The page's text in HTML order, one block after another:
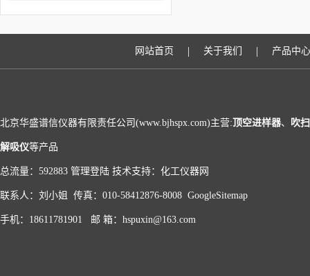
网站首页 | 关于我们 | 产品中心
北京华盛谱信仪器有限责任公司(www.bjhspx.com)主营:顶空进样器、 吹
解吸仪等产品
总流量：592883 管理登陆 技术支持： 化工仪器网
联系人：刘小姐 传真：010-58412876-8008 GoogleSitemap
手机：18611781901 邮 箱：hspuxin@163.com